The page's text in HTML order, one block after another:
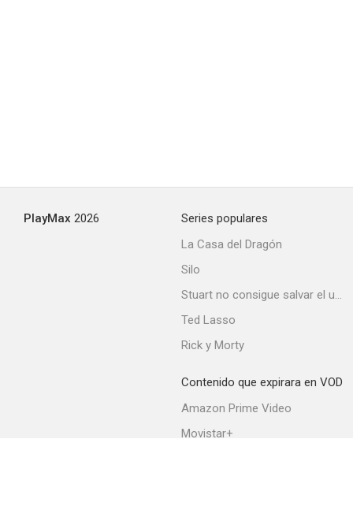
PlayMax 2026
Series populares
La Casa del Dragón
Silo
Stuart no consigue salvar el universo
Ted Lasso
Rick y Morty
Contenido que expirara en VOD
Amazon Prime Video
Movistar+